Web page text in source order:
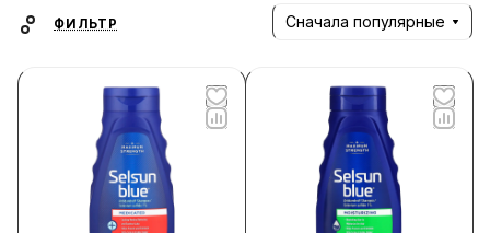
ФИЛЬТР Сначала популярные